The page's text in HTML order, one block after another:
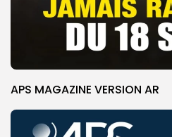
APS MAGAZINE VERSION AR